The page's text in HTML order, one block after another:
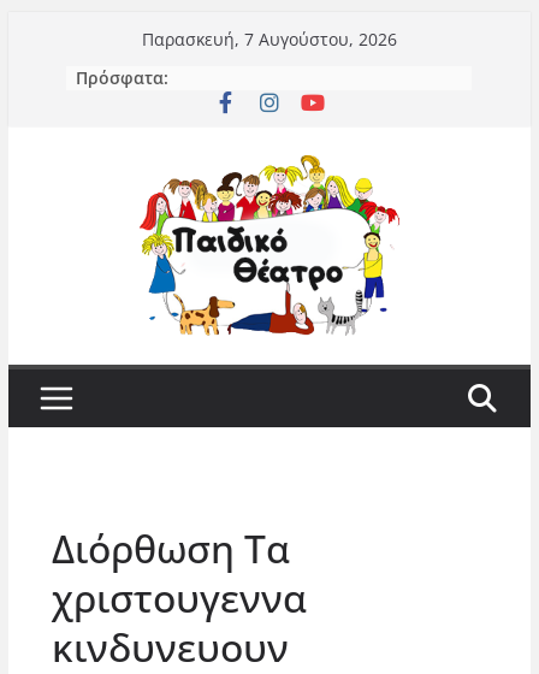
περιεχόμενο
Παρασκευή, 7 Αυγούστου, 2026
Πρόσφατα:
Διόρθωση Τα
χριστουγεννα
κινδυνευουν